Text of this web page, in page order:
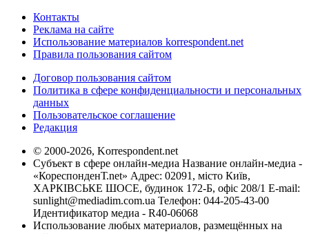
Контакты
Реклама на сайте
Использование материалов korrespondent.net
Правила пользования сайтом
Договор пользования сайтом
Политика в сфере конфиденциальности и персональных
данных
Пользовательское соглашение
Редакция
© 2000-2026, Korrespondent.net
Субъект в сфере онлайн-медиа Название онлайн-медиа -
«КореспонденТ.net» Адрес: 02091, місто Київ,
ХАРКІВСЬКЕ ШОСЕ, будинок 172-Б, офіс 208/1 E-mail:
sunlight@mediadim.com.ua Телефон: 044-205-43-00
Идентификатор медиа - R40-06068
Использование любых материалов, размещённых на